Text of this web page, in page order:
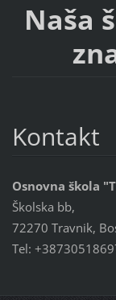
Naša
Kontakt
Osnovna škola
Školska bb,
72270 Travnik,
Tel: